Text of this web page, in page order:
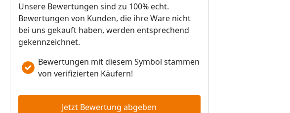
Unsere Bewertungen sind zu 100% echt.
Bewertungen von Kunden, die ihre Ware nicht
bei uns gekauft haben, werden entsprechend
gekennzeichnet.
Bewertungen mit diesem Symbol stammen
von verifizierten Käufern!
Jetzt Bewertung abgeben